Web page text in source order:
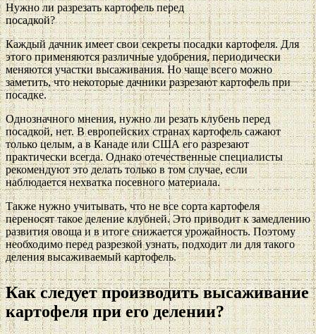
Нужно ли разрезать картофель перед
посадкой?
Каждый дачник имеет свои секреты посадки картофеля. Для
этого применяются различные удобрения, периодически
меняются участки высаживания. Но чаще всего можно
заметить, что некоторые дачники разрезают картофель при
посадке.
Однозначного мнения, нужно ли резать клубень перед
посадкой, нет. В европейских странах картофель сажают
только целым, а в Канаде или США его разрезают
практически всегда. Однако отечественные специалисты
рекомендуют это делать только в том случае, если
наблюдается нехватка посевного материала.
Также нужно учитывать, что не все сорта картофеля
переносят такое деление клубней. Это приводит к замедлению
развития овоща и в итоге снижается урожайность. Поэтому
необходимо перед разрезкой узнать, подходит ли для такого
деления высаживаемый картофель.
Как следует производить высаживание
картофеля при его делении?